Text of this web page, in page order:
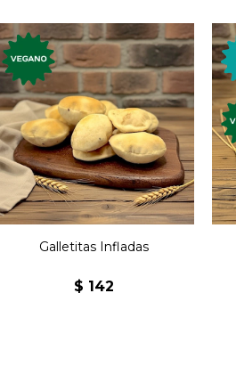
Galletas premium
veganas. Nuevos sabores,
elaboradas
artesanalmente.
Galletitas Infladas
$ 142